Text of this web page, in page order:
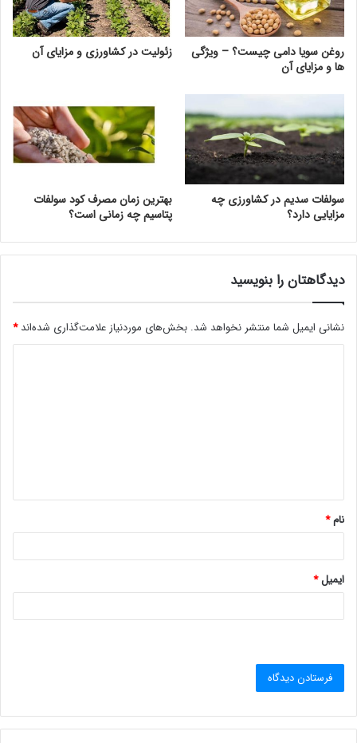
روغن سویا دامی چیست؟ – ویژگی
ها و مزایای آن
زئولیت در کشاورزی و مزایای آن
سولفات سدیم در کشاورزی چه
مزایایی دارد؟
بهترین زمان مصرف کود سولفات
پتاسیم چه زمانی است؟
دیدگاهتان را بنویسید
نشانی ایمیل شما منتشر نخواهد شد. بخش‌های موردنیاز علامت‌گذاری شده‌اند*
*
نام*
ایمیل*